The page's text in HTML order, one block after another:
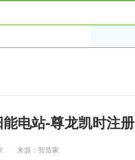
电站-尊龙凯时注册
来源：智造家